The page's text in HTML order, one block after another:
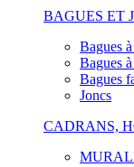
BAGUES ET
Bagues
Bagues
Bagues
Joncs
CADRANS,